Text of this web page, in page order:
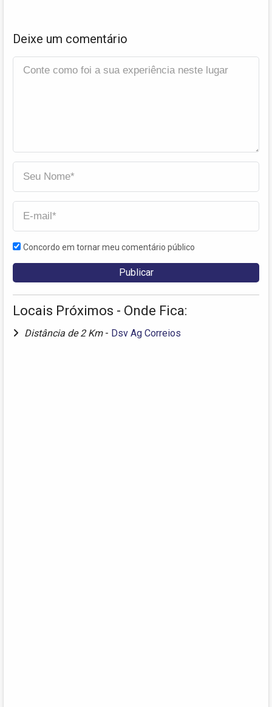
Deixe um comentário
Concordo em tornar meu comentário público
Locais Próximos - Onde Fica:
Distância de 2 Km - Dsv Ag Correios